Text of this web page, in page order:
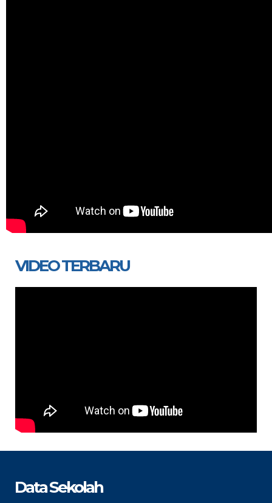
VIDEO TERBARU
Data Sekolah